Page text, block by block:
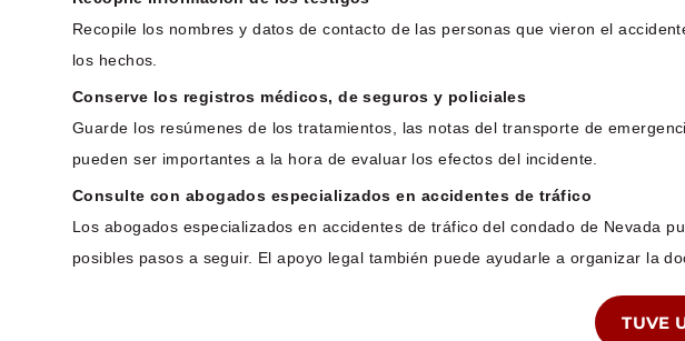
Recopile los nombres y datos de contacto de las personas que vieron el
los hechos.
Conserve los registros médicos, de seguros y policiales
Guarde los resúmenes de los tratamientos, las notas del transporte de
pueden ser importantes a la hora de evaluar los efectos del incidente.
Consulte con abogados especializados en accidentes de tráfico
Los abogados especializados en accidentes de tráfico del condado de Nevada
posibles pasos a seguir. El apoyo legal también puede ayudarle a organizar la
TUVE